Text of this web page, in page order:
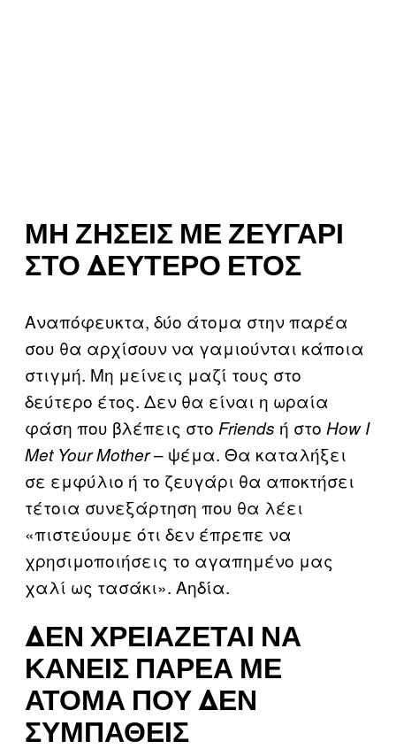
ΜΗ ΖΉΣΕΙΣ ΜΕ ΖΕΥΓΆΡΙ
ΣΤΟ ΔΕΎΤΕΡΟ ΈΤΟΣ
Αναπόφευκτα, δύο άτομα στην παρέα
σου θα αρχίσουν να γαμιούνται κάποια
στιγμή. Μη μείνεις μαζί τους στο
δεύτερο έτος. Δεν θα είναι η ωραία
φάση που βλέπεις στο Friends ή στο How I
Met Your Mother– ψέμα. Θα καταλήξει
σε εμφύλιο ή το ζευγάρι θα αποκτήσει
τέτοια συνεξάρτηση που θα λέει
«πιστεύουμε ότι δεν έπρεπε να
χρησιμοποιήσεις το αγαπημένο μας
χαλί ως τασάκι». Αηδία.
ΔΕΝ ΧΡΕΙΆΖΕΤΑΙ ΝΑ
ΚΆΝΕΙΣ ΠΑΡΈΑ ΜΕ
ΆΤΟΜΑ ΠΟΥ ΔΕΝ
ΣΥΜΠΑΘΕΊΣ